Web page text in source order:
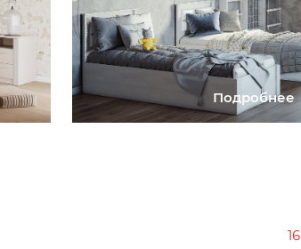
Подробнее
16